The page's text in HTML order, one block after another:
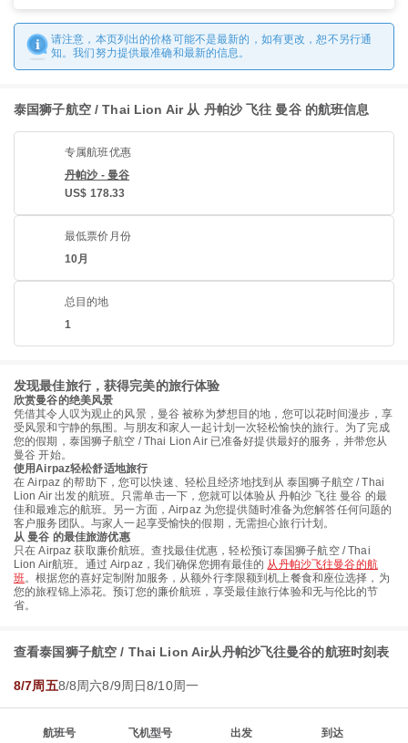
请注意，本页列出的价格可能不是最新的，如有更改，恕不另行通
知。我们努力提供最准确和最新的信息。
泰国狮子航空 / Thai Lion Air 从 丹帕沙 飞往 曼谷 的航班信息
专属航班优惠
丹帕沙 - 曼谷
US$ 178.33
最低票价月份
10月
总目的地
1
发现最佳旅行，获得完美的旅行体验
欣赏曼谷的绝美风景
凭借其令人叹为观止的风景，曼谷 被称为梦想目的地，您可以花时间漫步，享
受风景和宁静的氛围。与朋友和家人一起计划一次轻松愉快的旅行。为了完成
您的假期，泰国狮子航空 / Thai Lion Air 已准备好提供最好的服务，并带您从
曼谷 开始。
使用Airpaz轻松舒适地旅行
在 Airpaz 的帮助下，您可以快速、轻松且经济地找到从 泰国狮子航空 / Thai
Lion Air 出发的航班。只需单击一下，您就可以体验从 丹帕沙 飞往 曼谷 的最
佳和最难忘的航班。另一方面，Airpaz 为您提供随时准备为您解答任何问题的
客户服务团队。与家人一起享受愉快的假期，无需担心旅行计划。
从 曼谷 的最佳旅游优惠
只在 Airpaz 获取廉价航班。查找最佳优惠，轻松预订泰国狮子航空 / Thai
Lion Air航班。通过 Airpaz，我们确保您拥有最佳的 从丹帕沙飞往曼谷的航
班。根据您的喜好定制附加服务，从额外行李限额到机上餐食和座位选择，为
您的旅程锦上添花。预订您的廉价航班，享受最佳旅行体验和无与伦比的节
省。
查看泰国狮子航空 / Thai Lion Air从丹帕沙飞往曼谷的航班时刻表
8/7周五8/8周六8/9周日8/10周一
航班号 飞机型号 出发 到达